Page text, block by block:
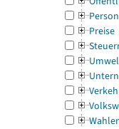
Preise